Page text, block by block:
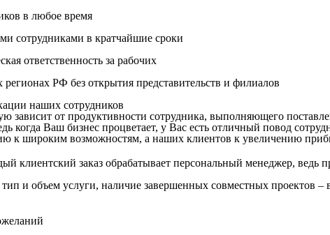
в любое время
сотрудниками в кратчайшие сроки
ответственность за рабочих
РФ без открытия представительств и филиалов
наших сотрудников
от продуктивности сотрудника, выполняющего
когда Ваш бизнес процветает, у Вас есть отличный повод
к широким возможностям, а наших клиентов к увеличению
клиентский заказ обрабатывает персональный менеджер, ведь
и объем услуги, наличие завершенных совместных проектов –